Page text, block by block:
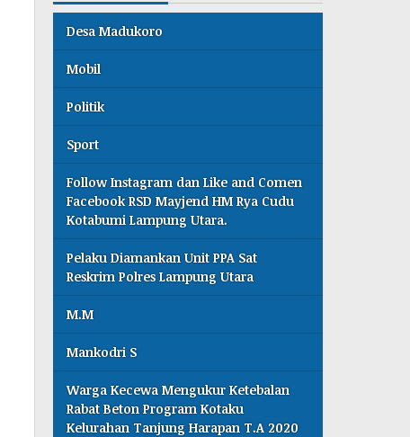
Desa Madukoro
Mobil
Politik
Sport
Follow Instagram dan Like and Comen
Facebook RSD Mayjend HM Rya Cudu
Kotabumi Lampung Utara.
Pelaku Diamankan Unit PPA Sat
Reskrim Polres Lampung Utara
M.M
Mankodri S
Warga Kecewa Mengukur Ketebalan
Rabat Beton Program Kotaku
Kelurahan Tanjung Harapan T.A 2020